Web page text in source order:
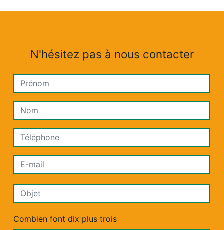
N'hésitez pas à nous contacter
Combien font dix plus trois